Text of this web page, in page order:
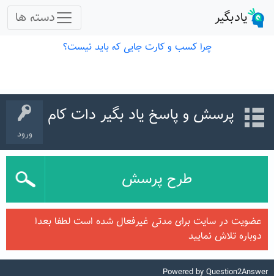
ورود
پرسش و پاسخ یاد بگیر دات کام
طرح پرسش
عضویت در سایت برای مدتی غیرفعال شده است لطفا بعدا
دوباره تلاش نمایید
Powered by Question2Answer